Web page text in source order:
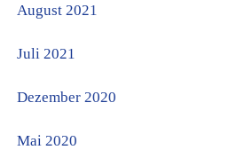
August 2021
Juli 2021
Dezember 2020
Mai 2020